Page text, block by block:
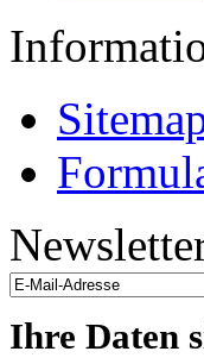
Ihre Daten